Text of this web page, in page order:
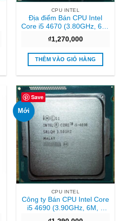
CPU INTEL
Địa điểm Bán CPU Intel
Core i5 4670 (3.80GHz, 6M,
chưa gồm Fan Sài gòn
₫1,270,000
THÊM VÀO GIỎ HÀNG
Save
Mới
CPU INTEL
Công ty Bán CPU Intel Core
i5 4690 (3.90GHz, 6M, 4